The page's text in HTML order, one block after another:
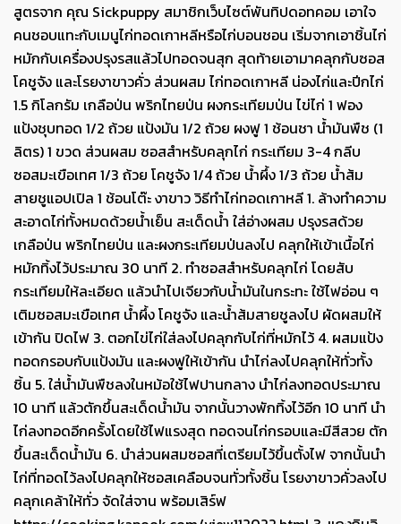
สูตรจาก คุณ Sickpuppy สมาชิกเว็บไซต์พันทิปดอทคอม เอาใจ
คนชอบแทะกับเมนูไก่ทอดเกาหลีหรือไก่บอนชอน เริ่มจากเอาชิ้นไก่
หมักกับเครื่องปรุงรสแล้วไปทอดจนสุก สุดท้ายเอามาคลุกกับซอส
โคชูจัง และโรยงาขาวคั่ว ส่วนผสม ไก่ทอดเกาหลี น่องไก่และปีกไก่
1.5 กิโลกรัม เกลือป่น พริกไทยป่น ผงกระเทียมป่น ไข่ไก่ 1 ฟอง
แป้งชุบทอด 1/2 ถ้วย แป้งมัน 1/2 ถ้วย ผงฟู 1 ช้อนชา น้ำมันพืช (1
ลิตร) 1 ขวด ส่วนผสม ซอสสำหรับคลุกไก่ กระเทียม 3-4 กลีบ
ซอสมะเขือเทศ 1/3 ถ้วย โคชูจัง 1/4 ถ้วย น้ำผึ้ง 1/3 ถ้วย น้ำส้ม
สายชูแอปเปิล 1 ช้อนโต๊ะ งาขาว วิธีทำไก่ทอดเกาหลี 1. ล้างทำความ
สะอาดไก่ทั้งหมดด้วยน้ำเย็น สะเด็ดน้ำ ใส่อ่างผสม ปรุงรสด้วย
เกลือป่น พริกไทยป่น และผงกระเทียมป่นลงไป คลุกให้เข้าเนื้อไก่
หมักทิ้งไว้ประมาณ 30 นาที 2. ทำซอสสำหรับคลุกไก่ โดยสับ
กระเทียมให้ละเอียด แล้วนำไปเจียวกับน้ำมันในกระทะ ใช้ไฟอ่อน ๆ
เติมซอสมะเขือเทศ น้ำผึ้ง โคชูจัง และน้ำส้มสายชูลงไป ผัดผสมให้
เข้ากัน ปิดไฟ 3. ตอกไข่ไก่ใส่ลงไปคลุกกับไก่ที่หมักไว้ 4. ผสมแป้ง
ทอดกรอบกับแป้งมัน และผงฟูให้เข้ากัน นำไก่ลงไปคลุกให้ทั่วทั้ง
ชิ้น 5. ใส่น้ำมันพืชลงในหม้อใช้ไฟปานกลาง นำไก่ลงทอดประมาณ
10 นาที แล้วตักขึ้นสะเด็ดน้ำมัน จากนั้นวางพักทิ้งไว้อีก 10 นาที นำ
ไก่ลงทอดอีกครั้งโดยใช้ไฟแรงสุด ทอดจนไก่กรอบและมีสีสวย ตัก
ขึ้นสะเด็ดน้ำมัน 6. นำส่วนผสมซอสที่เตรียมไว้ขึ้นตั้งไฟ จากนั้นนำ
ไก่ที่ทอดไว้ลงไปคลุกให้ซอสเคลือบจนทั่วทั้งชิ้น โรยงาขาวคั่วลงไป
คลุกเคล้าให้ทั่ว จัดใส่จาน พร้อมเสิร์ฟ